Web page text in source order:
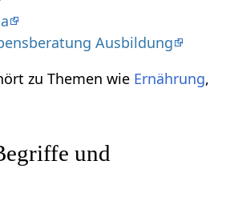
Ausbildung
zu Themen wie Ernährung,
und